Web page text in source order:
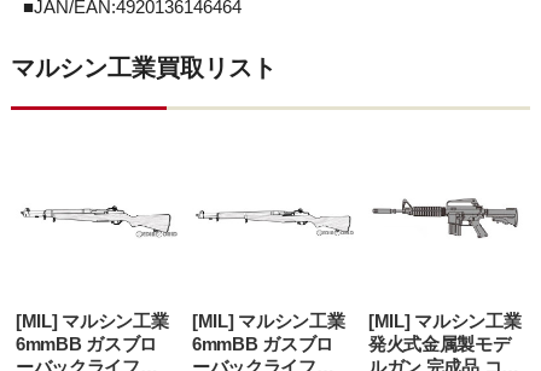
■JAN/EAN:4920136146464
マルシン工業買取リスト
[MIL] マルシン工業
6mmBB ガスブロ
ーバックライフル
[MIL] マルシン工業
6mmBB ガスブロ
ーバックライフル
[MIL] マルシン工業
発火式金属製モデ
ルガン 完成品 コル